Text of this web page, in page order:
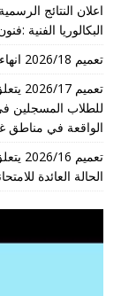
اعلان النتائج
البكالوريا الفنية
تعميم 2026/18 انهاء العام الدراسي 2026/2025
للطلاب المسجلين
الواقعة في مناطق
الحالة العائدة